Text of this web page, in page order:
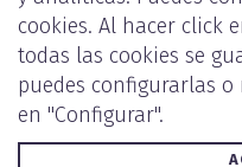
ENVIAR
POLÍTICA DE
cookies. Al hacer click
todas las cookies se
puedes configurarlas
en "Configurar".